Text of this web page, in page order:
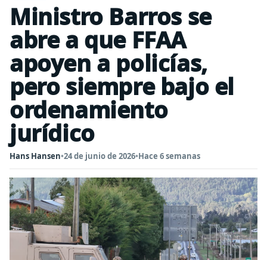
Ministro Barros se
abre a que FFAA
apoyen a policías,
pero siempre bajo el
ordenamiento
jurídico
Hans Hansen•24 de junio de 2026•Hace 6 semanas